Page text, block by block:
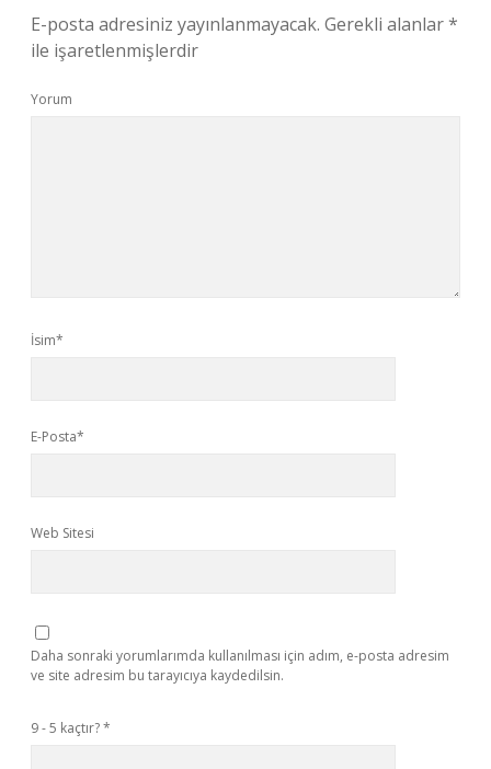
E-posta adresiniz yayınlanmayacak. Gerekli alanlar*
ile işaretlenmişlerdir
Yorum
İsim*
E-Posta*
Web Sitesi
Daha sonraki yorumlarımda kullanılması için adım, e-posta adresim
ve site adresim bu tarayıcıya kaydedilsin.
9 - 5 kaçtır?*